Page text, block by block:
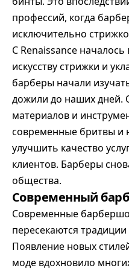
профессий, когда
исключительно
С Renaissance
искусству стрижки и
барберы начали
дожили до наших дней.
материалов и
современные бритвы и
улучшить качество
клиентов. Барберы
общества.
Современный
Современные
пересекаются
Появление новых
моде вдохновило